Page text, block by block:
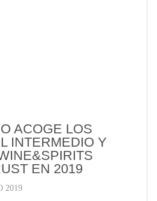
DE QUE EL
ACOGE LOS
INTERMEDIO Y
EN 2019
2019